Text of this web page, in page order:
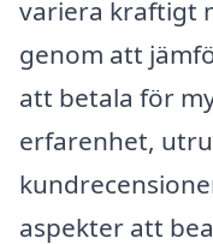
variera kraftigt
genom att
att betala för
erfarenhet,
aspekter att